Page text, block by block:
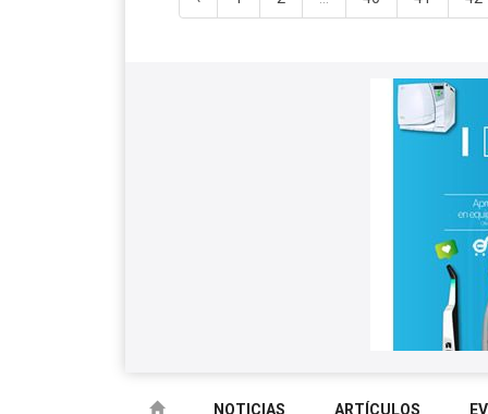
NOTICIAS ARTÍCULOS